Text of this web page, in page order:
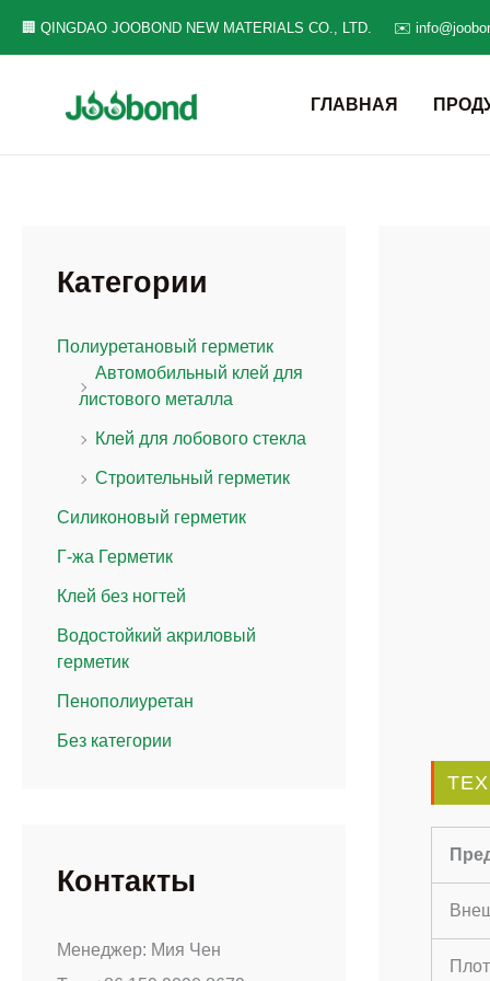
🏢 QINGDAO JOOBOND NEW MATERIALS CO., LTD. ✉️
ГЛАВНАЯ
Категории
Полиуретановый герметик
Автомобильный клей для
листового металла
Клей для лобового стекла
Строительный герметик
Силиконовый герметик
Г-жа Герметик
Клей без ногтей
Водостойкий акриловый
герметик
Пенополиуретан
Без категории
Контакты
Менеджер: Мия Чен